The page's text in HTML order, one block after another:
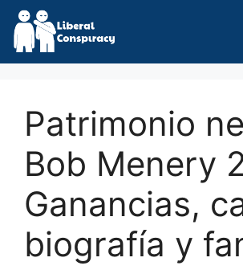
Skip
content
Patrimonio
Bob Menery
Ganancias,
biografía y